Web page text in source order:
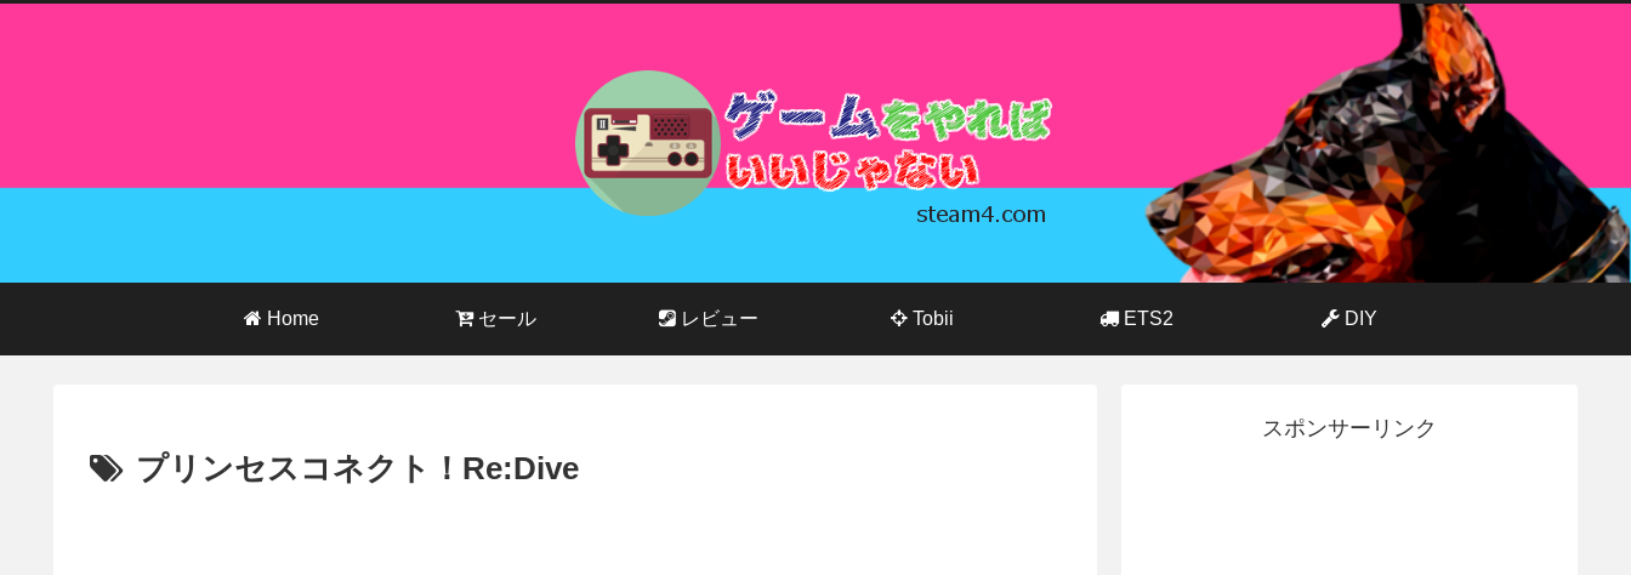
Home セール レビュー Tobii ETS2 DIY
プリンセスコネクト！Re:Dive
スポンサーリンク